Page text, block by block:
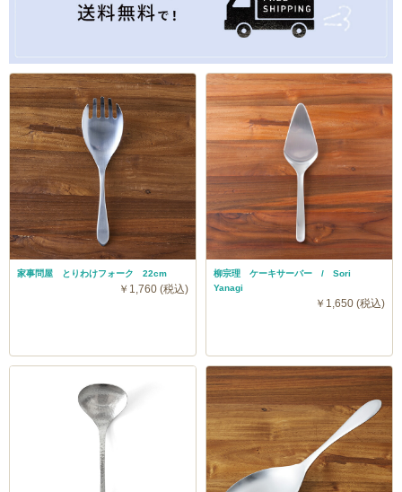
家事問屋 とりわけフォーク 22cm
￥1,760 (税込)
柳宗理 ケーキサーバー / Sori
Yanagi
￥1,650 (税込)